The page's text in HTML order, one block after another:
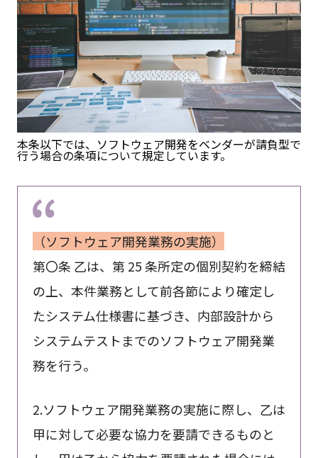
本条以下では、ソフトウェア開発をベンダーが請負型で
行う場合の条項について規定しています。
（ソフトウェア開発業務の実施）
第〇条 乙は、第 25 条所定の個別契約を締結
の上、本件業務として前各節により確定し
たシステム仕様書に基づき、内部設計から
システムテストまでのソフトウェア開発業
務を行う。
2.ソフトウェア開発業務の実施に際し、乙は
甲に対して必要な協力を要請できるものと